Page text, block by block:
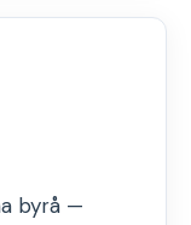
byrå —